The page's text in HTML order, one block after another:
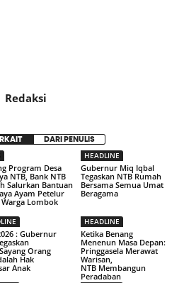
Redaksi
DARI PENULIS
Program Desa
NTB, Bank NTB
Salurkan Bantuan
Ayam Petelur
Lombok
HEADLINE
Gubernur Miq Iqbal
Tegaskan NTB Rumah
Bersama Semua Umat
Beragama
: Gubernur
Orang
Hak
Anak
HEADLINE
Ketika Benang
Menenun Masa Depan:
Pringgasela Merawat
Warisan,
NTB Membangun
Peradaban